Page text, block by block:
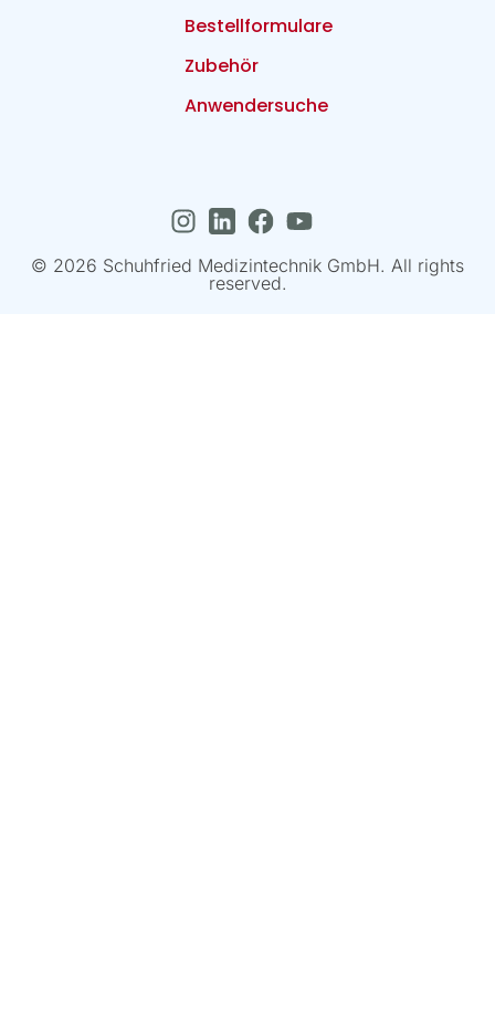
Bestellformulare
Zubehör
Anwendersuche
© 2026 Schuhfried Medizintechnik GmbH. All rights
reserved.